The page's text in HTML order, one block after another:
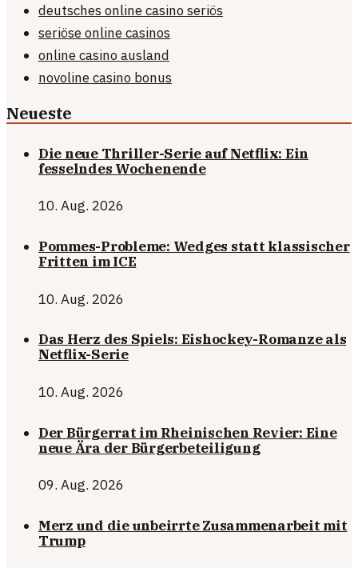
deutsches online casino seriös
seriöse online casinos
online casino ausland
novoline casino bonus
Neueste
Die neue Thriller-Serie auf Netflix: Ein
fesselndes Wochenende
10. Aug. 2026
Pommes-Probleme: Wedges statt klassischer
Fritten im ICE
10. Aug. 2026
Das Herz des Spiels: Eishockey-Romanze als
Netflix-Serie
10. Aug. 2026
Der Bürgerrat im Rheinischen Revier: Eine
neue Ära der Bürgerbeteiligung
09. Aug. 2026
Merz und die unbeirrte Zusammenarbeit mit
Trump